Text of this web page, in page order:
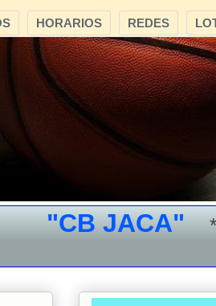
REDES
HORARIOS
JACA" ***